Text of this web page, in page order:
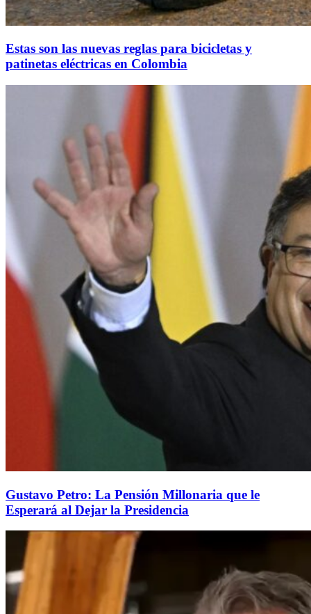
Estas son las nuevas reglas para bicicletas y
patinetas eléctricas en Colombia
Gustavo Petro: La Pensión Millonaria que le
Esperará al Dejar la Presidencia